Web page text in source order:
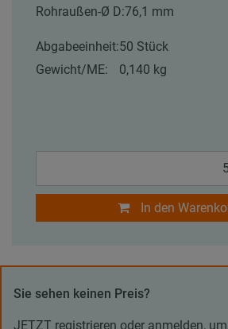
Rohraußen-Ø D:76,1 mm
Abgabeeinheit:50 Stück
Gewicht/ME:
0,140 kg
In den
Sie sehen keinen Preis?
JETZT registrieren oder anmelden,